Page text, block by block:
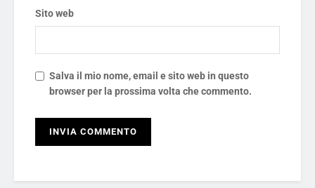
Sito web
Salva il mio nome, email e sito web in questo
browser per la prossima volta che commento.